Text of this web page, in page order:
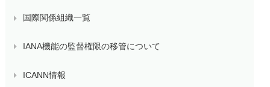
国際関係組織一覧
IANA機能の監督権限の移管について
ICANN情報